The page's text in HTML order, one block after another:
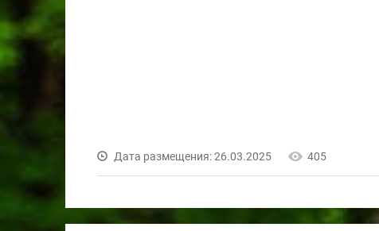
Дата размещения: 26.03.2025 405